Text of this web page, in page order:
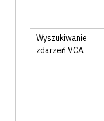
Wyszukiwanie
zdarzeń VCA